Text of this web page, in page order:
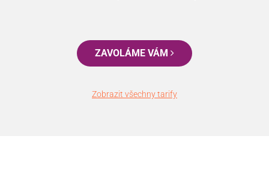
ZAVOLÁME VÁM
Zobrazit všechny tarify